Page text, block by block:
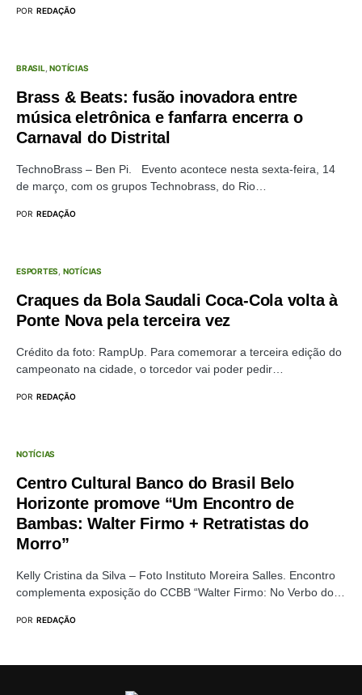
POR REDAÇÃO
BRASIL NOTÍCIAS
Brass & Beats: fusão inovadora entre
música eletrônica e fanfarra encerra o
Carnaval do Distrital
TechnoBrass – Ben Pi. Evento acontece nesta sexta-feira, 14
de março, com os grupos Technobrass, do Rio…
POR REDAÇÃO
ESPORTES NOTÍCIAS
Craques da Bola Saudali Coca-Cola volta à
Ponte Nova pela terceira vez
Crédito da foto: RampUp. Para comemorar a terceira edição do
campeonato na cidade, o torcedor vai poder pedir…
POR REDAÇÃO
NOTÍCIAS
Centro Cultural Banco do Brasil Belo
Horizonte promove “Um Encontro de
Bambas: Walter Firmo + Retratistas do
Morro”
Kelly Cristina da Silva – Foto Instituto Moreira Salles. Encontro
complementa exposição do CCBB “Walter Firmo: No Verbo do…
POR REDAÇÃO